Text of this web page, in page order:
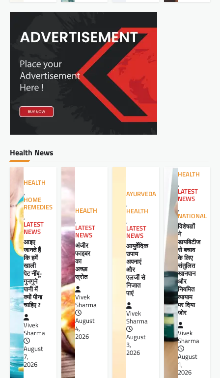
Health News
HEALTH
,
HOME
REMEDIES
,
LATEST
NEWS
आइए
जानते हैं
कि हमें
खाली
पेट नींबू-
गुनगुने
पानी में
क्यों पीना
चाहिए ?
Vivek
Sharma
August
7,
2026
HEALTH
,
LATEST
NEWS
अंजीर
फाइबर
का
अच्छा
स्रोत
Vivek
Sharma
August
4,
2026
AYURVEDA
,
HEALTH
,
LATEST
NEWS
आयुर्वेदिक
उपाय
अपनाएं
और
एलर्जी से
निजात
पाएं
Vivek
Sharma
August
3,
2026
HEALTH
,
LATEST
NEWS
,
NATIONAL
विशेषज्ञों
ने
डायबिटीज
से बचाव
के लिए
संतुलित
खानपान
और
नियमित
व्यायाम
पर दिया
जोर
Vivek
Sharma
August
1,
2026